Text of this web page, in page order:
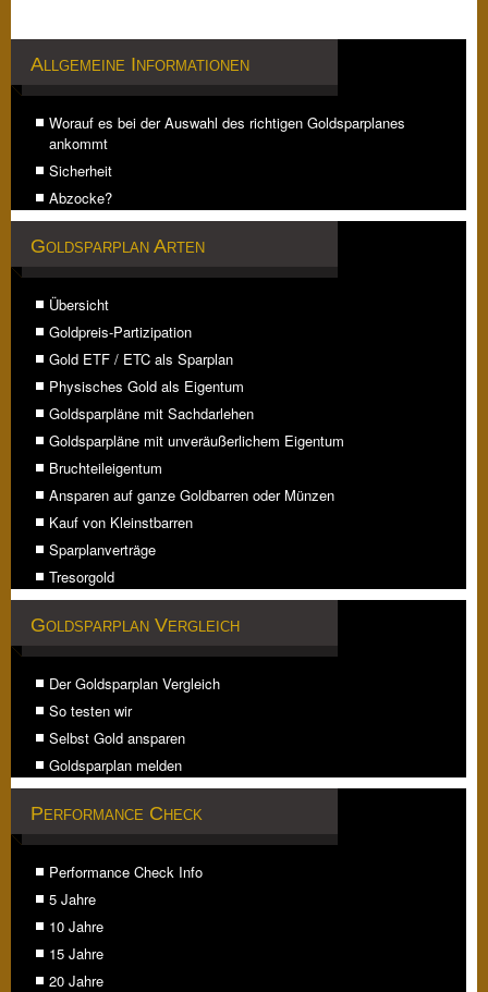
Allgemeine Informationen
Worauf es bei der Auswahl des richtigen Goldsparplanes
ankommt
Sicherheit
Abzocke?
Goldsparplan Arten
Übersicht
Goldpreis-Partizipation
Gold ETF / ETC als Sparplan
Physisches Gold als Eigentum
Goldsparpläne mit Sachdarlehen
Goldsparpläne mit unveräußerlichem Eigentum
Bruchteileigentum
Ansparen auf ganze Goldbarren oder Münzen
Kauf von Kleinstbarren
Sparplanverträge
Tresorgold
Goldsparplan Vergleich
Der Goldsparplan Vergleich
So testen wir
Selbst Gold ansparen
Goldsparplan melden
Performance Check
Performance Check Info
5 Jahre
10 Jahre
15 Jahre
20 Jahre